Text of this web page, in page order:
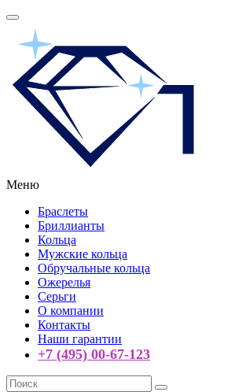
Меню
Браслеты
Бриллианты
Кольца
Мужские кольца
Обручальные кольца
Ожерелья
Серьги
О компании
Контакты
Наши гарантии
+7 (495) 00-67-123